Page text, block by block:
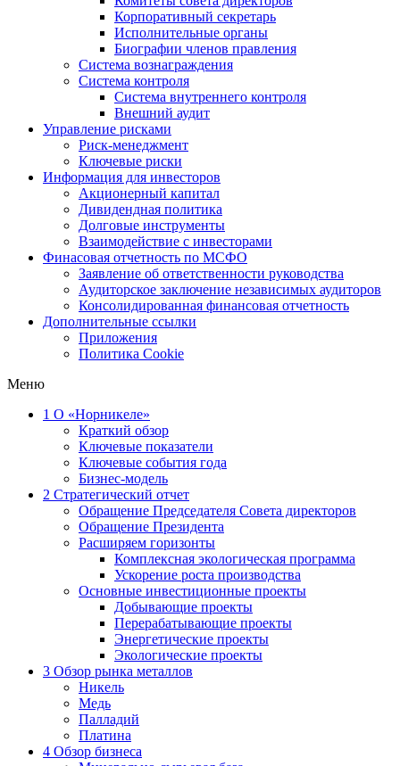
Корпоративный секретарь
Исполнительные органы
Биографии членов правления
Система вознаграждения
Система контроля
Система внутреннего контроля
Внешний аудит
Управление рисками
Риск-менеджмент
Ключевые риски
Информация для инвесторов
Акционерный капитал
Дивидендная политика
Долговые инструменты
Взаимодействие с инвеcторами
Финасовая отчетность по МСФО
Заявление об ответственности руководства
Аудиторское заключение независимых аудиторов
Консолидированная финансовая отчетность
Дополнительные ссылки
Приложения
Политика Cookie
Меню
1 О «Норникеле»
Краткий обзор
Ключевые показатели
Ключевые события года
Бизнес-модель
2 Стратегический отчет
Обращение Председателя Совета директоров
Обращение Президента
Расширяем горизонты
Комплексная экологическая программа
Ускорение роста производства
Основные инвестиционные проекты
Добывающие проекты
Перерабатывающие проекты
Энергетические проекты
Экологические проекты
3 Обзор рынка металлов
Никель
Медь
Палладий
Платина
4 Обзор бизнеса